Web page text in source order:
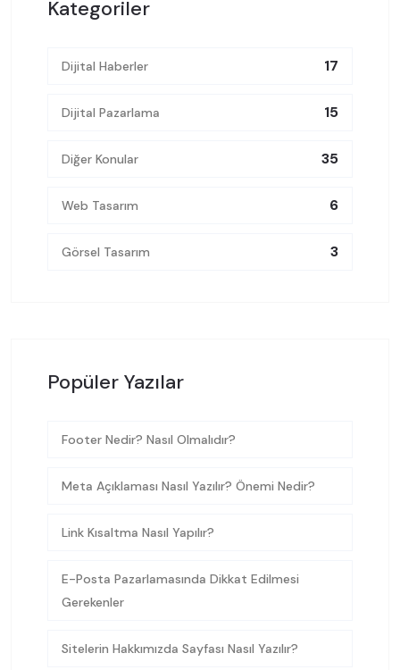
Kategoriler
Dijital Haberler 17
Dijital Pazarlama 15
Diğer Konular 35
Web Tasarım 6
Görsel Tasarım 3
Popüler Yazılar
Footer Nedir? Nasıl Olmalıdır?
Meta Açıklaması Nasıl Yazılır? Önemi Nedir?
Link Kısaltma Nasıl Yapılır?
E-Posta Pazarlamasında Dikkat Edilmesi
Gerekenler
Sitelerin Hakkımızda Sayfası Nasıl Yazılır?